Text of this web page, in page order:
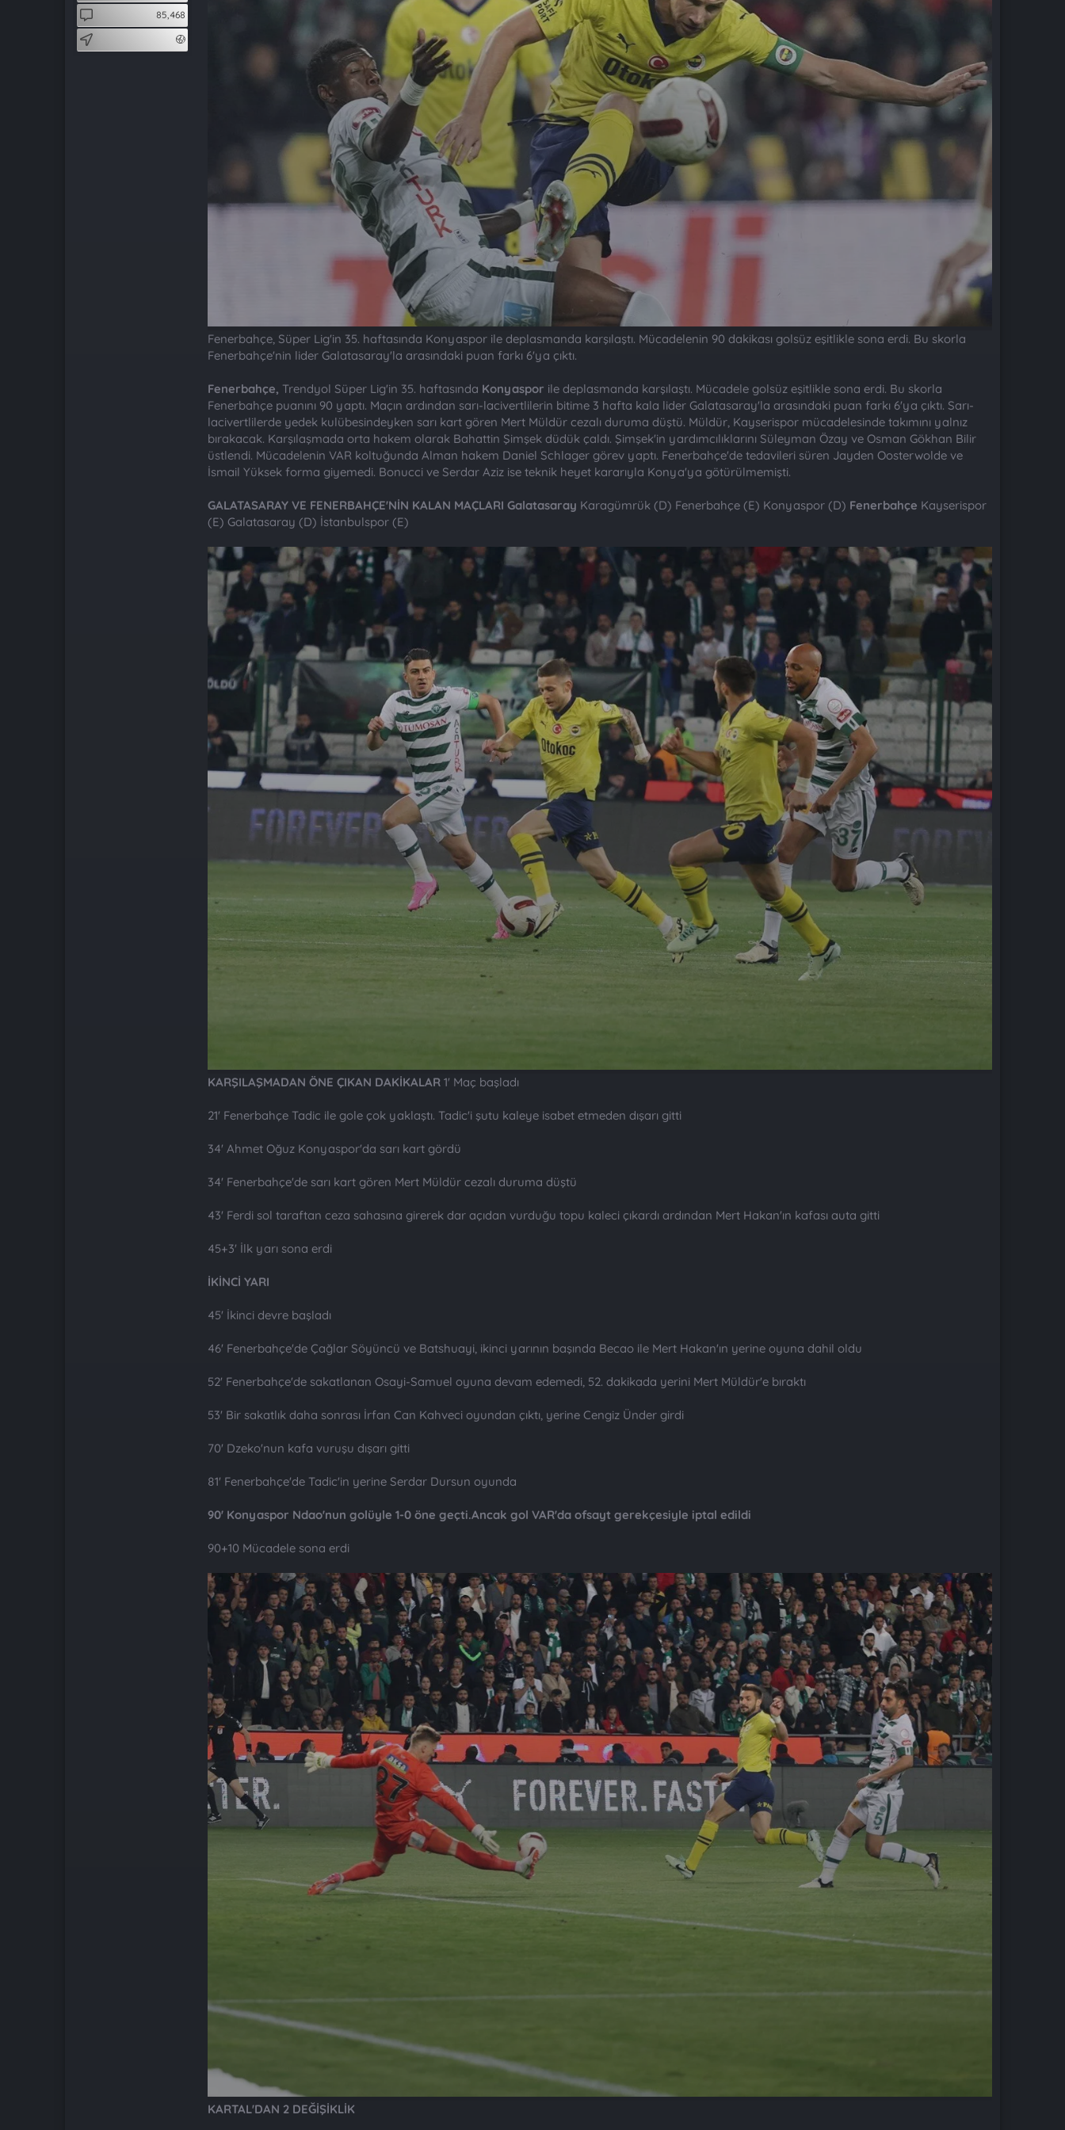
t
a
n
i
85,468
Fenerbahçe, Süper Lig'in 35. haftasında Konyaspor ile deplasmanda karşılaştı. Mücadelenin 90 dakikası golsüz eşitlikle sona erdi. Bu skorla
Fenerbahçe'nin lider Galatasaray'la arasındaki puan farkı 6'ya çıktı.
Fenerbahçe, Trendyol Süper Lig'in 35. haftasında Konyaspor ile deplasmanda karşılaştı. Mücadele golsüz eşitlikle sona erdi. Bu skorla
Fenerbahçe puanını 90 yaptı. Maçın ardından sarı-lacivertlilerin bitime 3 hafta kala lider Galatasaray'la arasındaki puan farkı 6'ya çıktı. Sarı-
lacivertlilerde yedek kulübesindeyken sarı kart gören Mert Müldür cezalı duruma düştü. Müldür, Kayserispor mücadelesinde takımını yalnız
bırakacak. Karşılaşmada orta hakem olarak Bahattin Şimşek düdük çaldı. Şimşek'in yardımcılıklarını Süleyman Özay ve Osman Gökhan Bilir
üstlendi. Mücadelenin VAR koltuğunda Alman hakem Daniel Schlager görev yaptı. Fenerbahçe'de tedavileri süren Jayden Oosterwolde ve
İsmail Yüksek forma giyemedi. Bonucci ve Serdar Aziz ise teknik heyet kararıyla Konya'ya götürülmemişti.
GALATASARAY VE FENERBAHÇE'NİN KALAN MAÇLARI Galatasaray Karagümrük (D) Fenerbahçe (E) Konyaspor (D) Fenerbahçe Kayserispor
(E) Galatasaray (D) İstanbulspor (E)
KARŞILAŞMADAN ÖNE ÇIKAN DAKİKALAR 1' Maç başladı
21' Fenerbahçe Tadic ile gole çok yaklaştı. Tadic'i şutu kaleye isabet etmeden dışarı gitti
34' Ahmet Oğuz Konyaspor'da sarı kart gördü
34' Fenerbahçe'de sarı kart gören Mert Müldür cezalı duruma düştü
43' Ferdi sol taraftan ceza sahasına girerek dar açıdan vurduğu topu kaleci çıkardı ardından Mert Hakan'ın kafası auta gitti
45+3' İlk yarı sona erdi
İKİNCİ YARI
45' İkinci devre başladı
46' Fenerbahçe'de Çağlar Söyüncü ve Batshuayi, ikinci yarının başında Becao ile Mert Hakan'ın yerine oyuna dahil oldu
52' Fenerbahçe'de sakatlanan Osayi-Samuel oyuna devam edemedi, 52. dakikada yerini Mert Müldür'e bıraktı
53' Bir sakatlık daha sonrası İrfan Can Kahveci oyundan çıktı, yerine Cengiz Ünder girdi
70' Dzeko'nun kafa vuruşu dışarı gitti
81' Fenerbahçe'de Tadic'in yerine Serdar Dursun oyunda
90' Konyaspor Ndao'nun golüyle 1-0 öne geçti.Ancak gol VAR'da ofsayt gerekçesiyle iptal edildi
90+10 Mücadele sona erdi
KARTAL'DAN 2 DEĞİŞİKLİK